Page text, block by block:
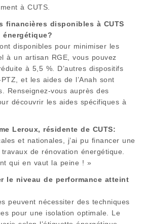
à CUTS
financières disponibles à CUTS
disponibles pour minimiser les
à un artisan RGE, vous pouvez
à 5,5 %. D’autres dispositifs
et les aides de l’Anah sont
Renseignez-vous auprès des
découvrir les aides spécifiques à
Leroux, résidente de CUTS:
et nationales, j’ai pu financer une
de rénovation énergétique.
qui en vaut la peine ! »
le niveau de performance atteint
peuvent nécessiter des techniques
pour une isolation optimale. Le